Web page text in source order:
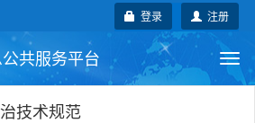
注册
登录
共服务平台
行业标准
技术规范